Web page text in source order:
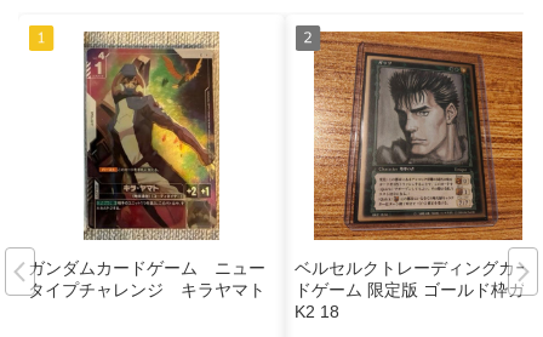
ガンダムカードゲーム ニュー
タイプチャレンジ キラヤマト
ベルセルクトレーディングカー
ドゲーム 限定版 ゴールド枠ガ B
K2 18